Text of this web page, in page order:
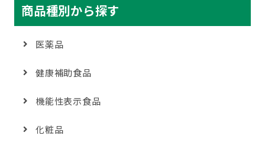
商品種別から探す
医薬品
健康補助食品
機能性表示食品
化粧品